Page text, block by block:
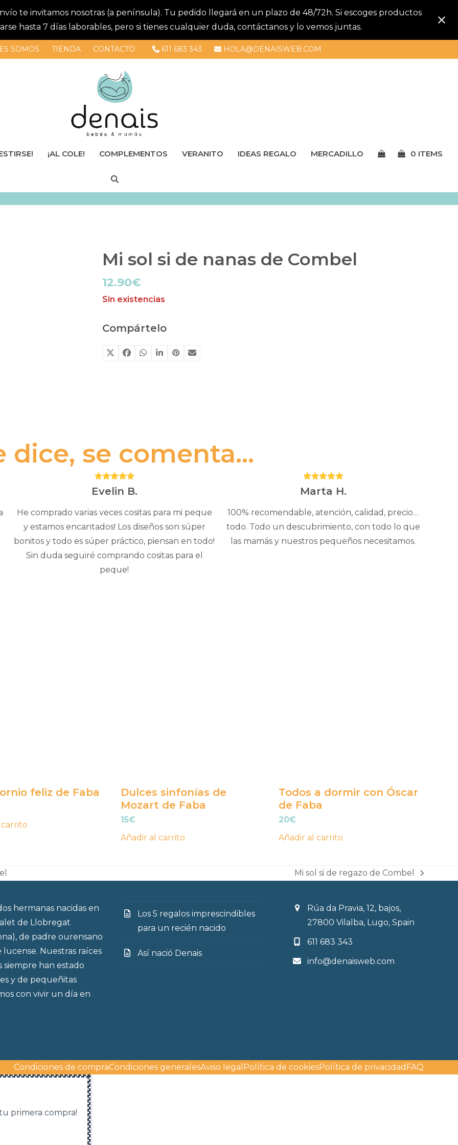
te invitamos nosotras (a península). Tu pedido llegará en un plazo de 48/72h. Si escoges productos
hasta 7 días laborables, pero si tienes cualquier duda, contáctanos y lo vemos juntas.
SOMOS TIENDA CONTACTO 611 683 343 HOLA@DENAISWEB.COM
¡AL COLE! COMPLEMENTOS VERANITO IDEAS REGALO MERCADILLO 0 ITEMS
Mi sol si de nanas de Combel
12.90€
Sin existencias
Compártelo
dice, se comenta...
Puntuación:
5
Evelin B.
He comprado varias veces cositas para mi peque
y estamos encantados! Los diseños son súper
bonitos y todo es súper práctico, piensan en todo!
Sin duda seguiré comprando cositas para el
peque!
Puntuación:
5
Marta H.
100% recomendable, atención, calidad, precio…
todo. Todo un descubrimiento, con todo lo que
las mamás y nuestros pequeños necesitamos.
feliz de Faba
Dulces sinfonías de
Mozart de Faba
15€
Añadir al carrito
Todos a dormir con Óscar
de Faba
20€
Añadir al carrito
next
Mi sol si de regazo de Combel
hermanas nacidas en
de Llobregat
de padre ourensano
lucense. Nuestras raíces
siempre han estado
y de pequeñitas
con vivir un día en
Los 5 regalos imprescindibles
para un recién nacido
Así nació Denais
Rúa da Pravia, 12, bajos,
27800 Vilalba, Lugo, Spain
611 683 343
info@denaisweb.com
Condiciones de compraCondiciones generalesAviso legal Política de cookiesPolítica de privacidad FAQ
primera compra!